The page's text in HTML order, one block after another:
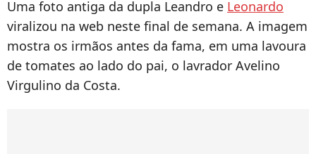
Uma foto antiga da dupla Leandro e Leonardo
viralizou na web neste final de semana. A imagem
mostra os irmãos antes da fama, em uma lavoura
de tomates ao lado do pai, o lavrador Avelino
Virgulino da Costa.